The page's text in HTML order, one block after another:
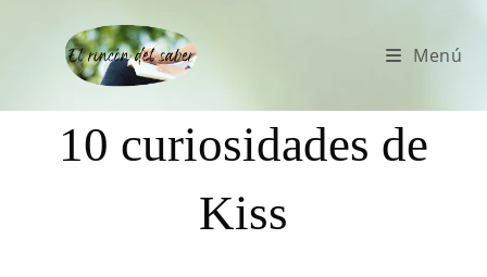
Menú
10 curiosidades de
Kiss